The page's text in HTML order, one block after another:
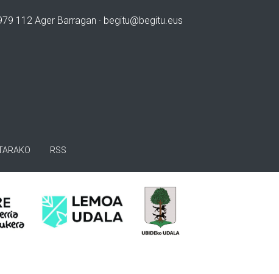
112 Ager Barragan · begitu@begitu.eus
RSS